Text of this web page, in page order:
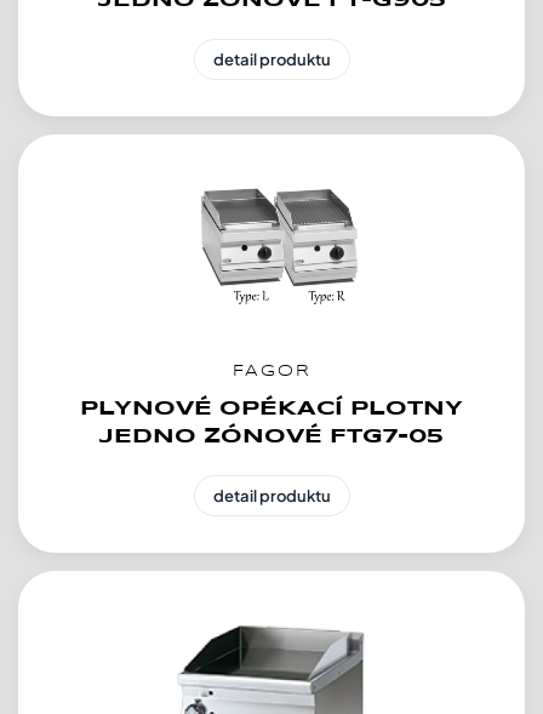
detail produktu
FAGOR
PLYNOVÉ OPÉKACÍ PLOTNY
JEDNO ZÓNOVÉ FTG7-05
detail produktu